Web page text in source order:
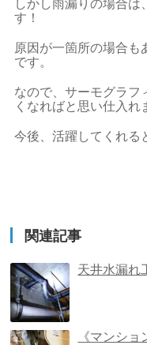
しかし雨漏りの場合
す！
原因が一箇所の場合も
です。
なので、サーモグラフ
くなればと思い仕入れ
今後、活躍してくれる
関連記事
天井水漏れ
《マンシ